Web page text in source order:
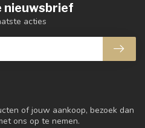
of jouw aankoop, bezoek dan
ons op te nemen.
nieuwsbrief
acties